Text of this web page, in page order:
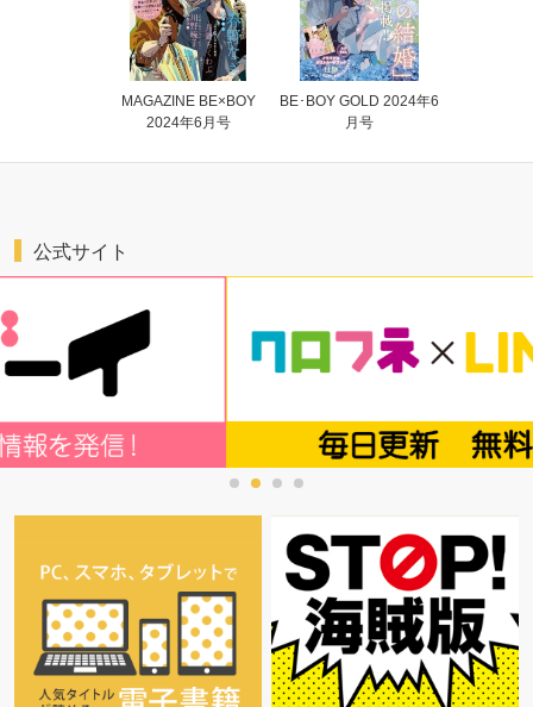
MAGAZINE BE×BOY
2024年6月号
BE･BOY GOLD 2024年6
月号
公式サイト